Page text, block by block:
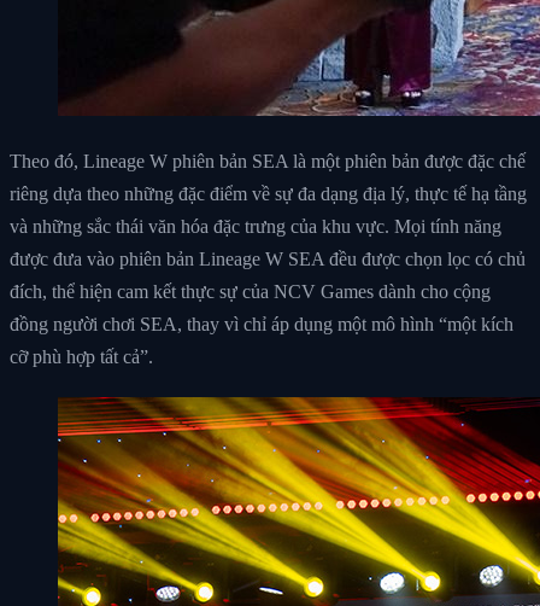
Theo đó, Lineage W phiên bản SEA là một phiên bản được đặc chế
riêng dựa theo những đặc điểm về sự đa dạng địa lý, thực tế hạ tầng
và những sắc thái văn hóa đặc trưng của khu vực. Mọi tính năng
được đưa vào phiên bản Lineage W SEA đều được chọn lọc có chủ
đích, thể hiện cam kết thực sự của NCV Games dành cho cộng
đồng người chơi SEA, thay vì chỉ áp dụng một mô hình “một kích
cỡ phù hợp tất cả”.